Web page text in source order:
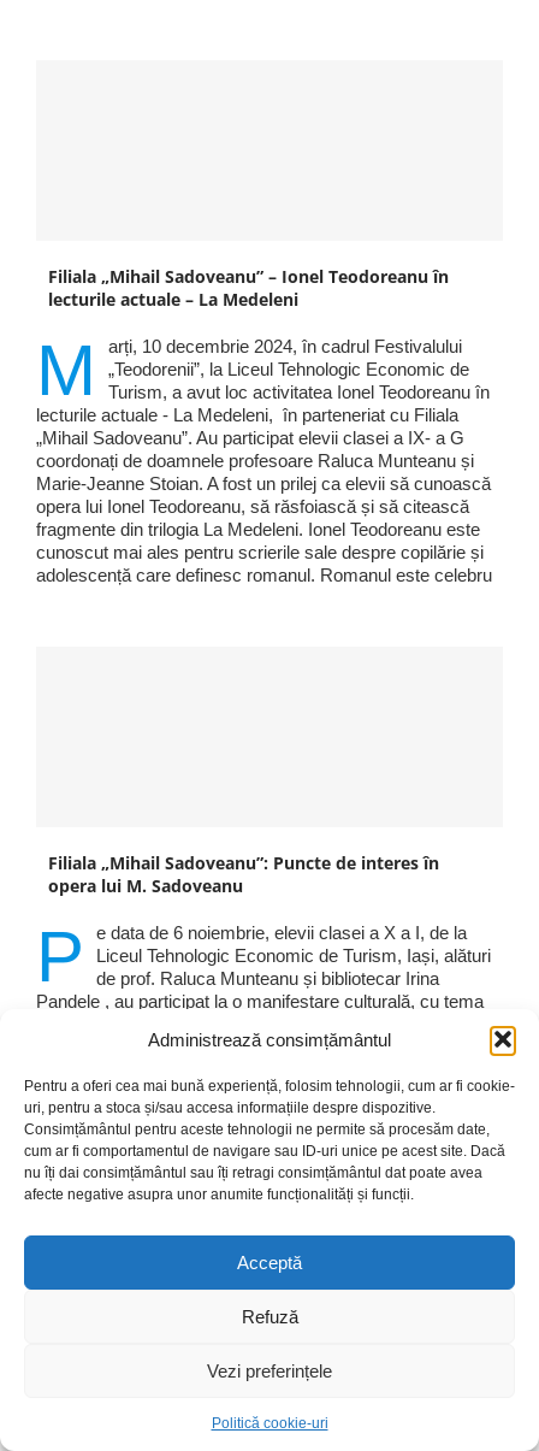
Administrează consimțământul
Pentru a oferi cea mai bună experiență, folosim tehnologii, cum ar fi cookie-
uri, pentru a stoca și/sau accesa informațiile despre dispozitive.
Consimțământul pentru aceste tehnologii ne permite să procesăm date,
cum ar fi comportamentul de navigare sau ID-uri unice pe acest site. Dacă
nu îți dai consimțământul sau îți retragi consimțământul dat poate avea
afecte negative asupra unor anumite funcționalități și funcții.
Acceptă
Refuză
Vezi preferințele
Politică cookie-uri
Filiala „Mihail Sadoveanu” – Ionel Teodoreanu în
lecturile actuale – La Medeleni
M
arți, 10 decembrie 2024, în cadrul Festivalului
„Teodorenii”, la Liceul Tehnologic Economic de
Turism, a avut loc activitatea Ionel Teodoreanu în
lecturile actuale - La Medeleni, în parteneriat cu Filiala
„Mihail Sadoveanu”. Au participat elevii clasei a IX- a G
coordonați de doamnele profesoare Raluca Munteanu și
Marie-Jeanne Stoian. A fost un prilej ca elevii să cunoască
opera lui Ionel Teodoreanu, să răsfoiască și să citească
fragmente din trilogia La Medeleni. Ionel Teodoreanu este
cunoscut mai ales pentru scrierile sale despre copilărie și
adolescență care definesc romanul. Romanul este celebru
Filiala „Mihail Sadoveanu”: Puncte de interes în
opera lui M. Sadoveanu
P
e data de 6 noiembrie, elevii clasei a X a I, de la
Liceul Tehnologic Economic de Turism, Iași, alături
de prof. Raluca Munteanu și bibliotecar Irina
Pandele , au participat la o manifestare culturală, cu tema
Puncte de interes în opera lui M. Sadoveanu, organizată la
Filiala „Mihail Sadoveanu”. Discuțiile inițiate de prezentarea
după operele sadoveniene au fost de interes pentru elevi.
Tinerii au înțeles cât de importantă este lectura și avantajele
pe care le aduce aceasta în formarea
Prozatorul român Mihail Sadoveanu, omagiat la cei